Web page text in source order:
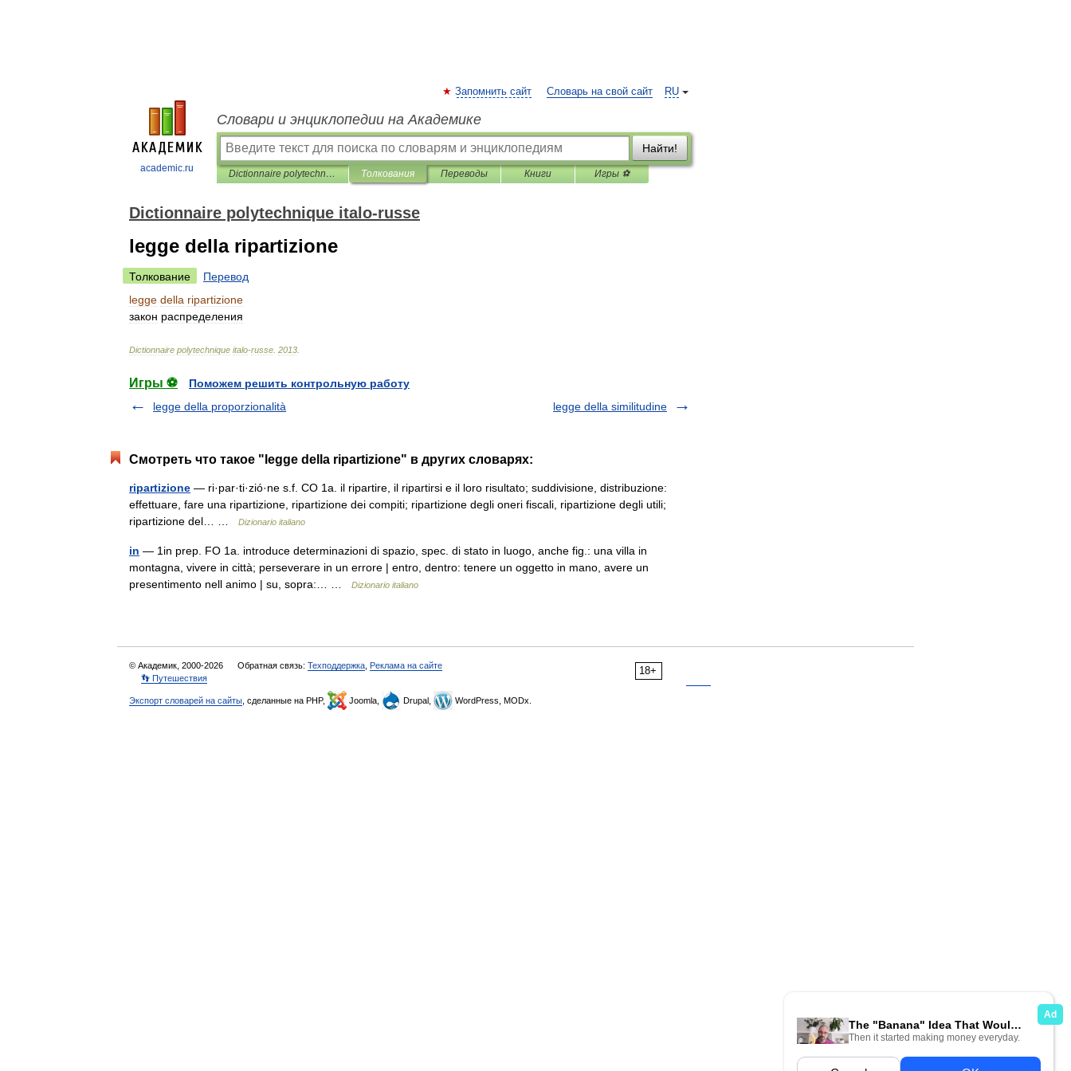
academic.ru
RU
Запомнить сайт Словарь на свой сайт
Словари и энциклопедии на Академике
Найти!
Dictionnaire polytechnique italo-russe Толкования Переводы Книги Игры ⚽
Dictionnaire polytechnique italo-russe
legge della ripartizione
Толкование
Перевод
legge della ripartizione
закон распределения
Dictionnaire polytechnique italo-russe 2013
Игры ⚽
Поможем решить контрольную работу
legge della proporzionalità
legge della similitudine
Смотреть что такое "legge della ripartizione" в других словарях:
ripartizione — ri·par·ti·zió·ne s.f. CO 1a. il ripartire, il ripartirsi e il loro risultato; suddivisione, distribuzione:
effettuare, fare una ripartizione, ripartizione dei compiti; ripartizione degli oneri fiscali, ripartizione degli utili;
ripartizione del… …
Dizionario italiano
in — 1in prep. FO 1a. introduce determinazioni di spazio, spec. di stato in luogo, anche fig.: una villa in
montagna, vivere in città; perseverare in un errore | entro, dentro: tenere un oggetto in mano, avere un
presentimento nell animo | su, sopra:… …
Dizionario italiano
18+
© Академик, 2000-2026 Обратная связь: Техподдержка Реклама на сайте
👣 Путешествия
Экспорт словарей на сайты , сделанные на PHP, Joomla, Drupal, WordPress, MODx.